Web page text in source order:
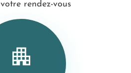
rendez-vous